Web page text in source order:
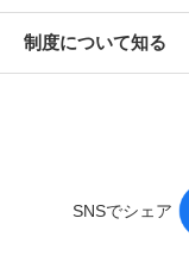
制度について知る
SNSでシェア